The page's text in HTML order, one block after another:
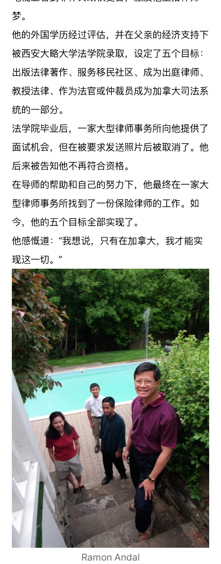
梦。
他的外国学历经过评估，并在父亲的经济支持下
被西安大略大学法学院录取，设定了五个目标：
出版法律著作、服务移民社区、成为出庭律师、
教授法律、作为法官或仲裁员成为加拿大司法系
统的一部分。
法学院毕业后，一家大型律师事务所向他提供了
面试机会，但在被要求发送照片后被取消了。他
后来被告知他不再符合资格。
在导师的帮助和自己的努力下，他最终在一家大
型律师事务所找到了一份保险律师的工作。如
今，他的五个目标全部实现了。
他感慨道：“我想说，只有在加拿大，我才能实
现这一切。”
Ramon Andal